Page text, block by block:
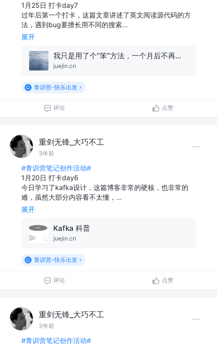
1月25日 打卡day7
过年后第一个打卡，这篇文章讲述了英文阅读源代码的方
法，遇到bug要擅长用不同的搜索…
展开
我只是用了个“笨”方法，一个月后不再惧怕英文文档
juejin.cn
青训营-快乐出发
评论 点赞
重剑无锋_大巧不工
3年前
#青训营笔记创作活动#
1月20日 打卡day6
今日学习了kafka设计，这篇博客非常的硬核，也非常的
难，虽然大部分内容看不太懂，…
展开
Kafka 科普
juejin.cn
青训营-快乐出发
评论 点赞
重剑无锋_大巧不工
3年前
#青训营笔记创作活动#